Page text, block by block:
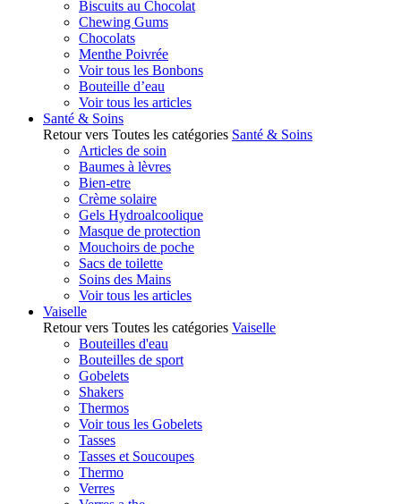
Biscuits au Chocolat
Chewing Gums
Chocolats
Menthe Poivrée
Voir tous les Bonbons
Bouteille d’eau
Voir tous les articles
Santé & Soins
Retour vers Toutes les catégories Santé & Soins
Articles de soin
Baumes à lèvres
Bien-etre
Crème solaire
Gels Hydroalcoolique
Masque de protection
Mouchoirs de poche
Sacs de toilette
Soins des Mains
Voir tous les articles
Vaiselle
Retour vers Toutes les catégories Vaiselle
Bouteilles d'eau
Bouteilles de sport
Gobelets
Shakers
Thermos
Voir tous les Gobelets
Tasses
Tasses et Soucoupes
Thermo
Verres